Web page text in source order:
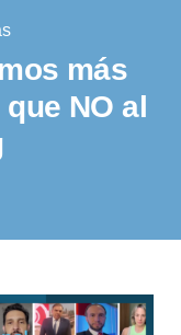
más
NO al